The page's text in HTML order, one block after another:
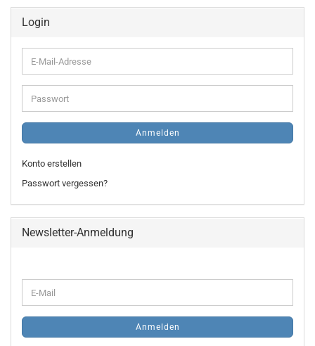
Login
E-
Mail-
Adresse
Passwort
Anmelden
Konto erstellen
Passwort vergessen?
Newsletter-Anmeldung
ZUR
ANMELDUNG
E-
Mail
Anmelden